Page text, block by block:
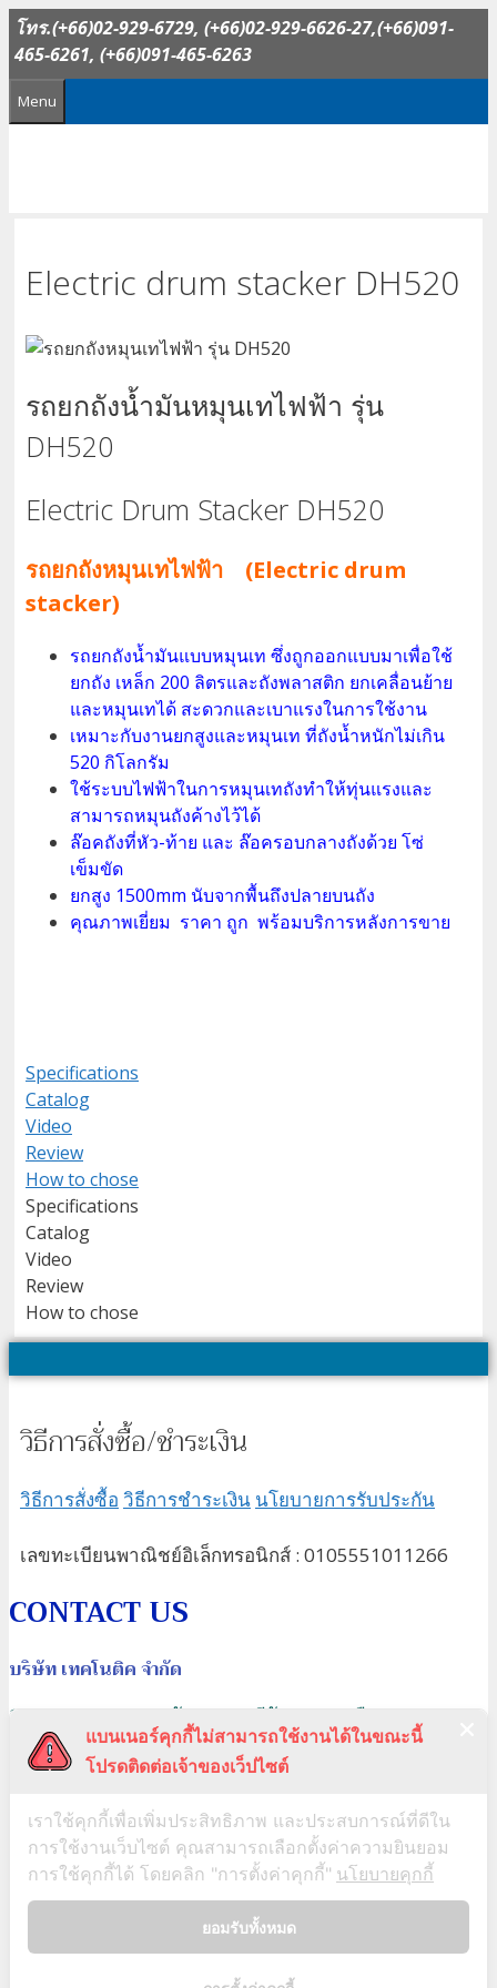
Skip
to
content
โทร.(+66)02-929-6729, (+66)02-929-6626-27,(+66)091-
465-6261, (+66)091-465-6263
Menu
Electric drum stacker DH520
รถยกถังน้ำมันหมุนเทไฟฟ้า รุ่น
DH520
Electric Drum Stacker DH520
รถยกถังหมุนเทไฟฟ้า (Electric drum
stacker)
รถยกถังน้ำมันแบบหมุนเท ซึ่งถูกออกแบบมาเพื่อใช้
ยกถัง เหล็ก 200 ลิตรและถังพลาสติก ยกเคลื่อนย้าย
และหมุนเทได้ สะดวกและเบาแรงในการใช้งาน
เหมาะกับงานยกสูงและหมุนเท ที่ถังน้ำหนักไม่เกิน
520 กิโลกรัม
ใช้ระบบไฟฟ้าในการหมุนเทถังทำให้ทุ่นแรงและ
สามารถหมุนถังค้างไว้ได้
ล๊อคถังที่หัว-ท้าย และ ล๊อครอบกลางถังด้วย โซ่
เข็มขัด
ยกสูง 1500mm นับจากพื้นถึงปลายบนถัง
คุณภาพเยี่ยม ราคา ถูก พร้อมบริการหลังการขาย
Specifications
Catalog
Video
Review
How to chose
Specifications
Catalog
Video
Review
How to chose
วิธีการสั่งซื้อ/ชำระเงิน
วิธีการสั่งซื้อ วิธีการชำระเงิน นโยบายการรับประกัน
เลขทะเบียนพาณิชย์อิเล็กทรอนิกส์ : 0105551011266
CONTACT US
บริษัท เทคโนติค จำกัด
179/79 ถ.นาวงประชาพัฒนา แขวงสีกัน เขตดอนเมือง กรุงเทพฯ
10210
02-929-6729, 02-929-6626-27
FAX: 02-929-6734
sales@technotic.co.th
Line ID: @tnt179
My Fanpage on Facebook
My Channel on Youtube
แผนที่เดินทาง
แบนเนอร์คุกกี้ไม่สามารถใช้งานได้ในขณะนี้
โปรดติดต่อเจ้าของเว็ปไซต์
เราใช้คุกกี้เพื่อเพิ่มประสิทธิภาพ และประสบการณ์ที่ดีใน
การใช้งานเว็บไซต์ คุณสามารถเลือกตั้งค่าความยินยอม
การใช้คุกกี้ได้ โดยคลิก "การตั้งค่าคุกกี้" นโยบายคุกกี้
ยอมรับทั้งหมด